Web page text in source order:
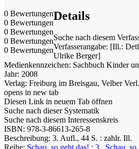
0 Bewertungen
0 Bewertungen
0 Bewertungen
0 Bewertungen
0 Bewertungen
Details
Suche nach diesem
Verfasserangabe: [Ill.:
Ulrike Berger]
Medienkennzeichen: Sachbuch Kinder
Jahr: 2008
Verlag: Freiburg im Breisgau, Velber Verl.
opens in new tab
Diesen Link in neuem Tab öffnen
Suche nach dieser Systematik
Suche nach diesem Interessenskreis
ISBN: 978-3-86613-265-8
Beschreibung: 3. Aufl., 44 S. : zahlr. Ill.
Reihe: Schau, so geht das! ; 3 , Schau,